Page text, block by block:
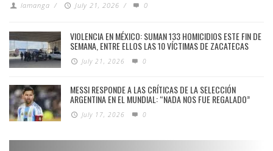
lamanga / July 21, 2026 / 0
VIOLENCIA EN MÉXICO: SUMAN 133 HOMICIDIOS ESTE FIN DE
SEMANA, ENTRE ELLOS LAS 10 VÍCTIMAS DE ZACATECAS
July 21, 2026 0
MESSI RESPONDE A LAS CRÍTICAS DE LA SELECCIÓN
ARGENTINA EN EL MUNDIAL: “NADA NOS FUE REGALADO”
July 17, 2026 0